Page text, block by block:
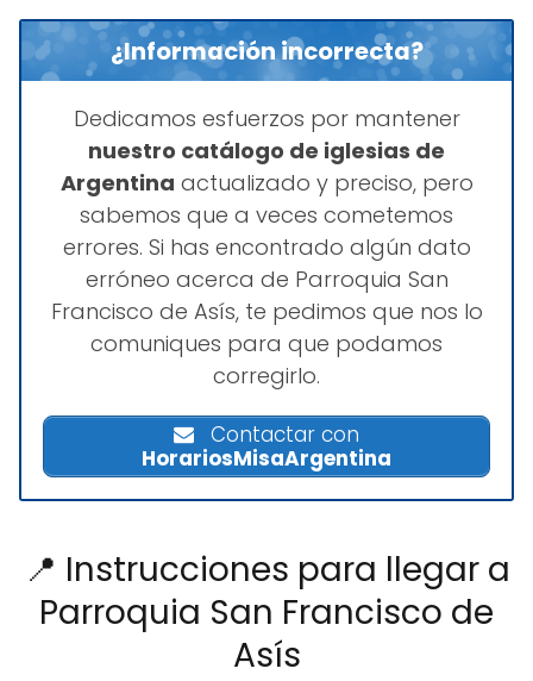
¿Información incorrecta?
Dedicamos esfuerzos por mantener
nuestro catálogo de iglesias de
Argentina actualizado y preciso, pero
sabemos que a veces cometemos
errores. Si has encontrado algún dato
erróneo acerca de Parroquia San
Francisco de Asís, te pedimos que nos lo
comuniques para que podamos
corregirlo.
Contactar con
HorariosMisaArgentina
📍 Instrucciones para llegar a
Parroquia San Francisco de
Asís